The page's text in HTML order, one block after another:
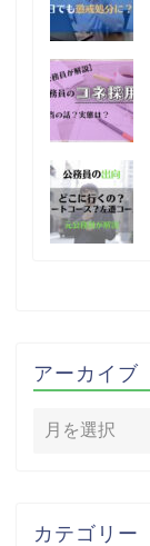
アーカイブ
カテゴリー